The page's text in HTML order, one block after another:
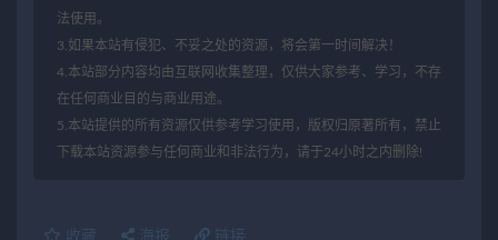
法使用。
3.如果本站有侵犯、不妥之处的资源，将会第一时间解决！
4.本站部分内容均由互联网收集整理，仅供大家参考、学习，不存
在任何商业目的与商业用途。
5.本站提供的所有资源仅供参考学习使用，版权归原著所有，禁止
下载本站资源参与任何商业和非法行为，请于24小时之内删除!
收藏 海报 链接